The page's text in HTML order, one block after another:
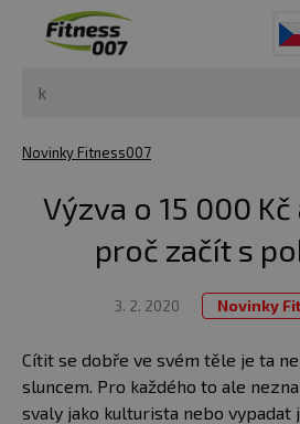
Novinky Fitness007
Výzva o 15 000
proč začít s
3. 2. 2020 Novinky
Cítit se dobře ve svém těle je ta
sluncem. Pro každého to ale
svaly jako kulturista nebo vypadat